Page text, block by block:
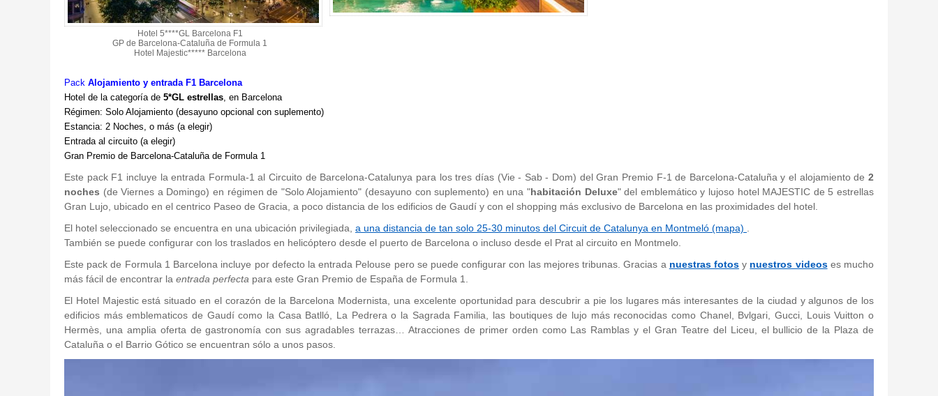
Hotel 5****GL Barcelona F1
GP de Barcelona-Cataluña de Formula 1
Hotel Majestic***** Barcelona
Pack Alojamiento y entrada F1 Barcelona
Hotel de la categoría de 5*GL estrellas, en Barcelona
Régimen: Solo Alojamiento (desayuno opcional con suplemento)
Estancia: 2 Noches, o más (a elegir)
Entrada al circuito (a elegir)
Gran Premio de Barcelona-Cataluña de Formula 1
Este pack F1 incluye la entrada Formula-1 al Circuito de Barcelona-Catalunya para los tres días (Vie - Sab - Dom) del Gran Premio F-1 de Barcelona-Cataluña y el alojamiento de 2
noches (de Viernes a Domingo) en régimen de "Solo Alojamiento" (desayuno con suplemento) en una "habitación Deluxe" del emblemático y lujoso hotel MAJESTIC de 5 estrellas
Gran Lujo, ubicado en el centrico Paseo de Gracia, a poco distancia de los edificios de Gaudí y con el shopping más exclusivo de Barcelona en las proximidades del hotel.
El hotel seleccionado se encuentra en una ubicación privilegiada, a una distancia de tan solo 25-30 minutos del Circuit de Catalunya en Montmeló (mapa)
También se puede configurar con los traslados en helicóptero desde el puerto de Barcelona o incluso desde el Prat al circuito en Montmelo.
Este pack de Formula 1 Barcelona incluye por defecto la entrada Pelouse pero se puede configurar con las mejores tribunas. Gracias a nuestras fotosy nuestros videoses mucho
más fácil de encontrar la entrada perfecta para este Gran Premio de España de Formula 1.
El Hotel Majestic está situado en el corazón de la Barcelona Modernista, una excelente oportunidad para descubrir a pie los lugares más interesantes de la ciudad y algunos de los
edificios más emblematicos de Gaudí como la Casa Batlló, La Pedrera o la Sagrada Familia, las boutiques de lujo más reconocidas como Chanel, Bvlgari, Gucci, Louis Vuitton o
Hermès, una amplia oferta de gastronomía con sus agradables terrazas… Atracciones de primer orden como Las Ramblas y el Gran Teatre del Liceu, el bullicio de la Plaza de
Cataluña o el Barrio Gótico se encuentran sólo a unos pasos.